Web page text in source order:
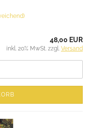
48,00 EUR
inkl. 20% MwSt. zzgl. Versand